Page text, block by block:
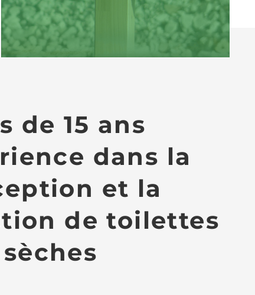
de 15 ans
dans la
et la
de toilettes
sèches